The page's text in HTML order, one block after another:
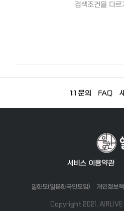
검색조건을 다르
1:1 문의 FAQ
서비스 이용약관
일한모(일본한국인모임) 개인정보
Copyright 2021.